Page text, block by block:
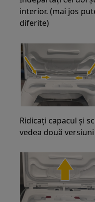
interior. (mai jos
diferite)
Ridicați capacul și
vedea două